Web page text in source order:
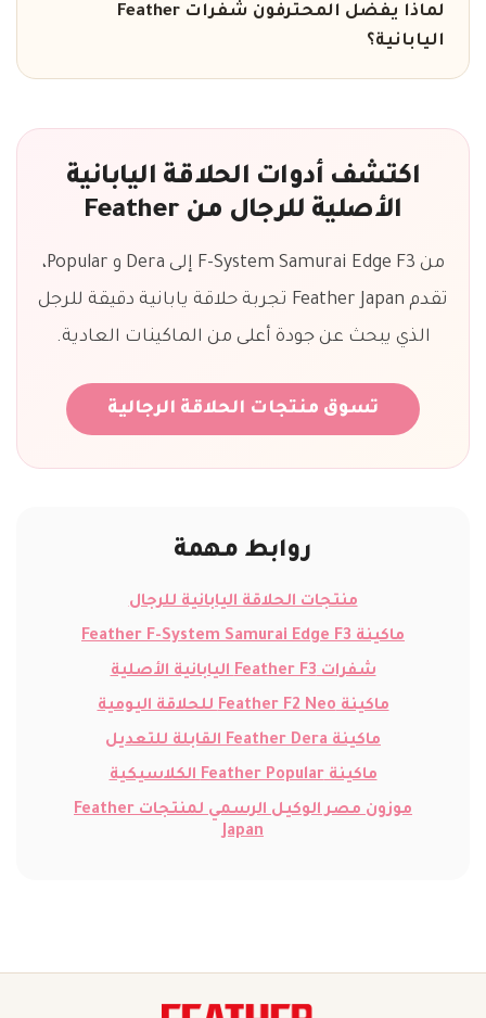
لماذا يفضل المحترفون شفرات Feather
اليابانية؟
اكتشف أدوات الحلاقة اليابانية
الأصلية للرجال من Feather
من F-System Samurai Edge F3 إلى Dera و Popular،
تقدم Feather Japan تجربة حلاقة يابانية دقيقة للرجل
الذي يبحث عن جودة أعلى من الماكينات العادية.
تسوق منتجات الحلاقة الرجالية
روابط مهمة
منتجات الحلاقة اليابانية للرجال
ماكينة Feather F-System Samurai Edge F3
شفرات Feather F3 اليابانية الأصلية
ماكينة Feather F2 Neo للحلاقة اليومية
ماكينة Feather Dera القابلة للتعديل
ماكينة Feather Popular الكلاسيكية
موزون مصر الوكيل الرسمي لمنتجات Feather
Japan